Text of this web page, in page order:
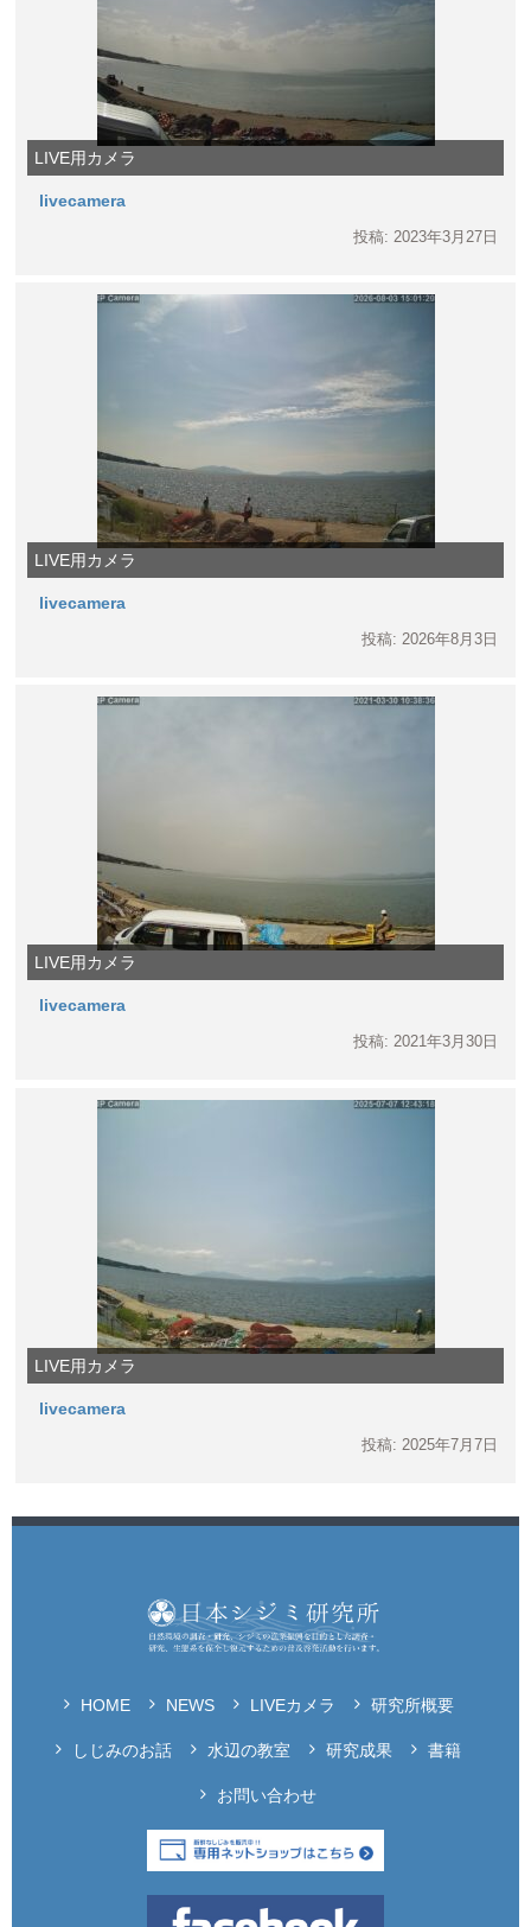
LIVE用カメラ
livecamera
投稿: 2023年3月27日
LIVE用カメラ
livecamera
投稿: 2026年8月3日
LIVE用カメラ
livecamera
投稿: 2021年3月30日
LIVE用カメラ
livecamera
投稿: 2025年7月7日
HOME NEWS LIVEカメラ 研究所概要
しじみのお話 水辺の教室 研究成果 書籍
お問い合わせ